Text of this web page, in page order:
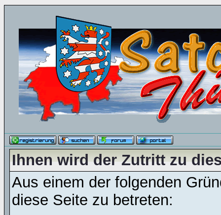
Ihnen wird der Zutritt zu
Aus einem der folgenden
diese Seite zu betreten: